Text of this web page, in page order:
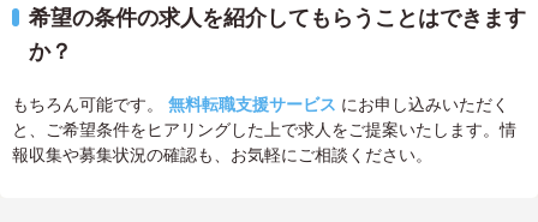
希望の条件の求人を紹介してもらうことはできます
か？
もちろん可能です。 無料転職支援サービス にお申し込みいただく
と、ご希望条件をヒアリングした上で求人をご提案いたします。情
報収集や募集状況の確認も、お気軽にご相談ください。